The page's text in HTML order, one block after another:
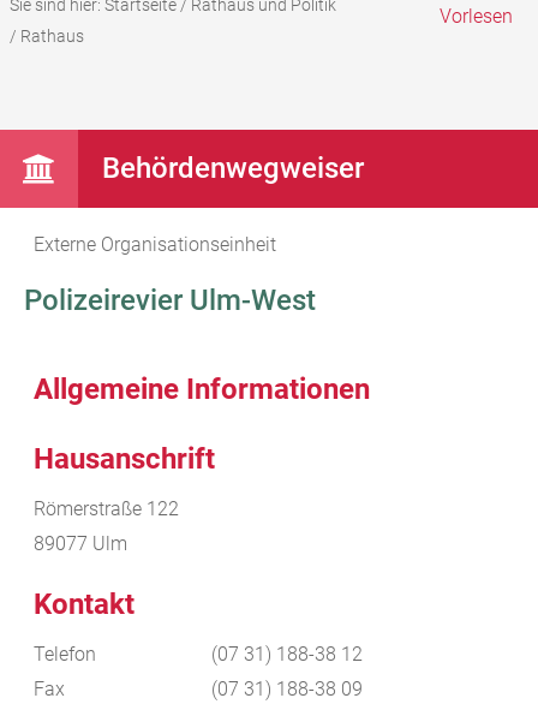
Sie sind hier: Startseite/ Rathaus und Politik
/ Rathaus
Vorlesen
Behördenwegweiser
Externe Organisationseinheit
Polizeirevier Ulm-West
Allgemeine Informationen
Hausanschrift
Römerstraße 122
89077 Ulm
Kontakt
Telefon (07 31) 188-38 12
Fax
(07 31) 188-38 09